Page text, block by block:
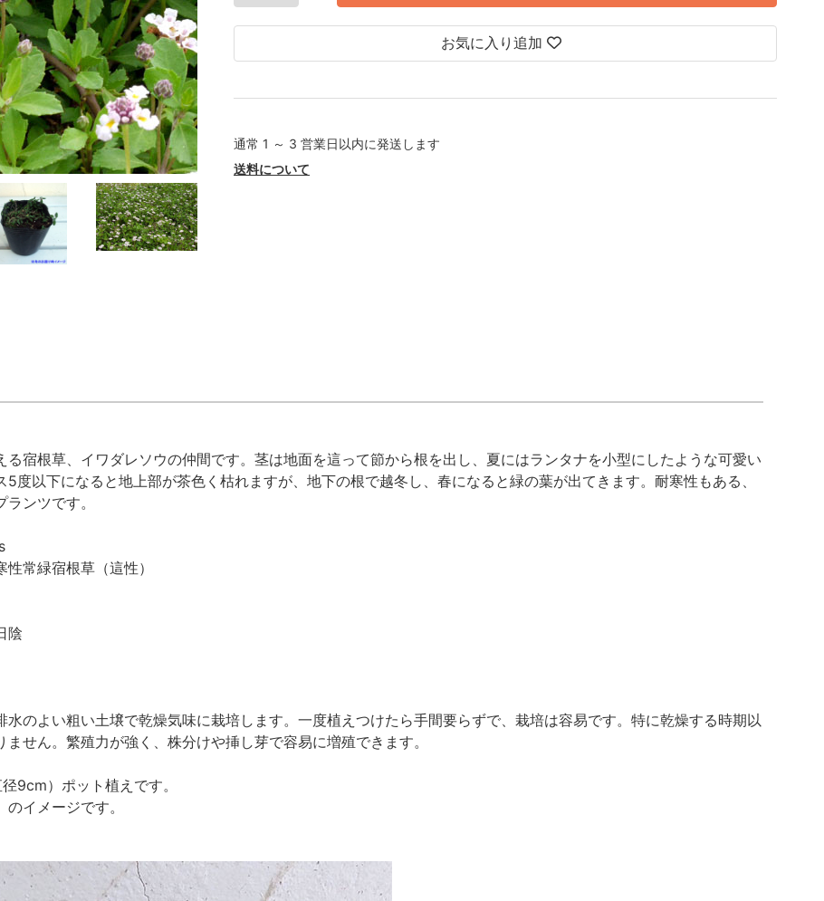
お気に入り追加
通常 1 ～ 3 営業日以内に発送します
送料について
る宿根草、イワダレソウの仲間です。茎は地面を這って節から根を出し、夏にはランタナを小型にしたような可愛い
5度以下になると地上部が茶色く枯れますが、地下の根で越冬し、春になると緑の葉が出てきます。耐寒性もある、
ンツです。
常緑宿根草（這性）
陰
水のよい粗い土壌で乾燥気味に栽培します。一度植えつけたら手間要らずで、栽培は容易です。特に乾燥する時期以
せん。繁殖力が強く、株分けや挿し芽で容易に増殖できます。
9cm）ポット植えです。
イメージです。